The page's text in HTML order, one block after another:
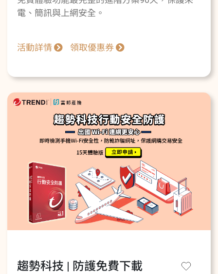
電、簡訊與上網安全。
活動詳情 領取優惠券
趨勢科技 | 防護免費下載